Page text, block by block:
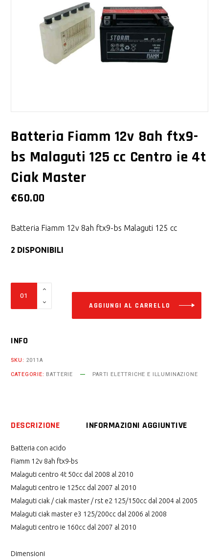
Batteria Fiamm 12v 8ah ftx9-
bs Malaguti 125 cc Centro ie 4t
Ciak Master
€60.00
Batteria Fiamm 12v 8ah ftx9-bs Malaguti 125 cc
2 DISPONIBILI
ftx9-
ie
Ciak
Master
quantity
AGGIUNGI AL CARRELLO
INFO
SKU: 2011A
CATEGORIE: BATTERIE PARTI ELETTRICHE E ILLUMINAZIONE
DESCRIZIONE INFORMAZIONI AGGIUNTIVE
Batteria con acido
Fiamm 12v 8ah ftx9-bs
Malaguti centro 4t 50cc dal 2008 al 2010
Malaguti centro ie 125cc dal 2007 al 2010
Malaguti ciak / ciak master / rst e2 125/150cc dal 2004 al 2005
Malaguti ciak master e3 125/200cc dal 2006 al 2008
Malaguti centro ie 160cc dal 2007 al 2010
Dimensioni